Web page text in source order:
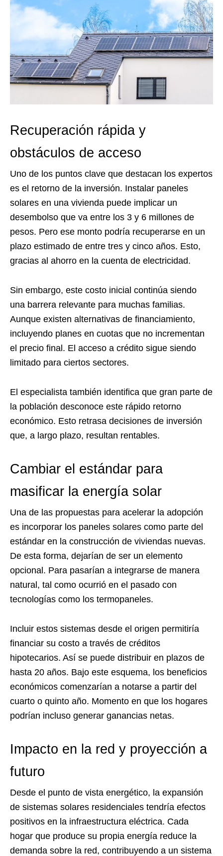
Recuperación rápida y
obstáculos de acceso
Uno de los puntos clave que destacan los expertos
es el retorno de la inversión. Instalar paneles
solares en una vivienda puede implicar un
desembolso que va entre los 3 y 6 millones de
pesos. Pero ese monto podría recuperarse en un
plazo estimado de entre tres y cinco años. Esto,
gracias al ahorro en la cuenta de electricidad.
Sin embargo, este costo inicial continúa siendo
una barrera relevante para muchas familias.
Aunque existen alternativas de financiamiento,
incluyendo planes en cuotas que no incrementan
el precio final. El acceso a crédito sigue siendo
limitado para ciertos sectores.
El especialista también identifica que gran parte de
la población desconoce este rápido retorno
económico. Esto retrasa decisiones de inversión
que, a largo plazo, resultan rentables.
Cambiar el estándar para
masificar la energía solar
Una de las propuestas para acelerar la adopción
es incorporar los paneles solares como parte del
estándar en la construcción de viviendas nuevas.
De esta forma, dejarían de ser un elemento
opcional. Para pasarían a integrarse de manera
natural, tal como ocurrió en el pasado con
tecnologías como los termopaneles.
Incluir estos sistemas desde el origen permitiría
financiar su costo a través de créditos
hipotecarios. Así se puede distribuir en plazos de
hasta 20 años. Bajo este esquema, los beneficios
económicos comenzarían a notarse a partir del
cuarto o quinto año. Momento en que los hogares
podrían incluso generar ganancias netas.
Impacto en la red y proyección a
futuro
Desde el punto de vista energético, la expansión
de sistemas solares residenciales tendría efectos
positivos en la infraestructura eléctrica. Cada
hogar que produce su propia energía reduce la
demanda sobre la red, contribuyendo a un sistema